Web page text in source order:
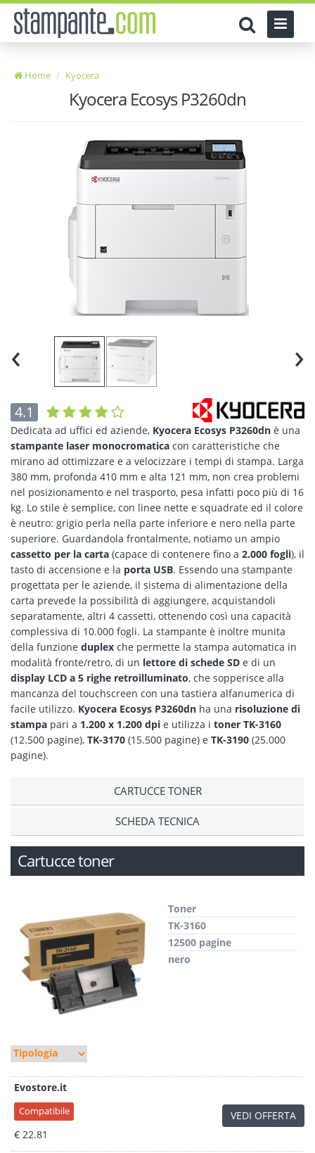
Home Kyocera
Kyocera Ecosys P3260dn
‹ ›
4.1
Dedicata ad uffici ed aziende, Kyocera Ecosys P3260dn è una
stampante laser monocromatica con caratteristiche che
mirano ad ottimizzare e a velocizzare i tempi di stampa. Larga
380 mm, profonda 410 mm e alta 121 mm, non crea problemi
nel posizionamento e nel trasporto, pesa infatti poco più di 16
kg. Lo stile è semplice, con linee nette e squadrate ed il colore
è neutro: grigio perla nella parte inferiore e nero nella parte
superiore. Guardandola frontalmente, notiamo un ampio
cassetto per la carta (capace di contenere fino a 2.000 fogli), il
tasto di accensione e la porta USB. Essendo una stampante
progettata per le aziende, il sistema di alimentazione della
carta prevede la possibilità di aggiungere, acquistandoli
separatamente, altri 4 cassetti, ottenendo così una capacità
complessiva di 10.000 fogli. La stampante è inoltre munita
della funzione duplex che permette la stampa automatica in
modalità fronte/retro, di un lettore di schede SD e di un
display LCD a 5 righe retroilluminato, che sopperisce alla
mancanza del touchscreen con una tastiera alfanumerica di
facile utilizzo. Kyocera Ecosys P3260dn ha una risoluzione di
stampa pari a 1.200 x 1.200 dpi e utilizza i toner TK-3160
(12.500 pagine), TK-3170 (15.500 pagine) e TK-3190 (25.000
pagine).
CARTUCCE TONER
SCHEDA TECNICA
Cartucce toner
Toner
TK-3160
12500 pagine
nero
Evostore.it
Compatibile
€ 22.81
VEDI OFFERTA